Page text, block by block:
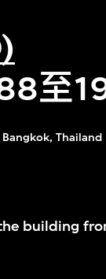
至
Thailand
building